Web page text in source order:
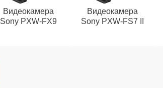
Видеокамера
Sony PXW‑FX9
Видеокамера
Sony PXW‑FS7 II